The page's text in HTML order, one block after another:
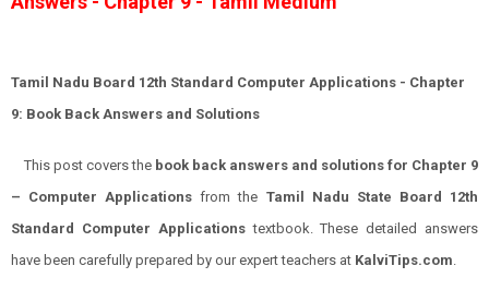
Tamil Nadu Board 12th Standard Computer Applications - Chapter
9: Book Back Answers and Solutions
This post covers the book back answers and solutions for Chapter 9
– ComputerApplicationsfrom the Tamil Nadu State Board 12th
Standard Computer Applicationstextbook. These detailed answers
have been carefully prepared by our expert teachers at KalviTips.com.